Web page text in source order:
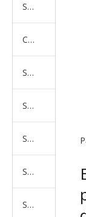
Série de camions Sinotruk
Camion Shacman Série
Série de camions SAIC-lveco Hongyan
Série de camions Foton Auman
Série de camions FAW Jiefang
Série de camions Dongfeng
Série de camions North Benz Beiben